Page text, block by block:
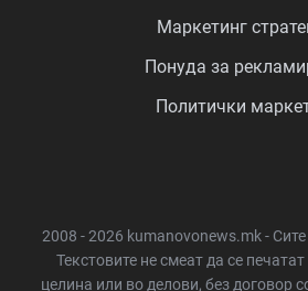
Маркетинг
Понуда за
Политички
2008 - 2026 kumanovonews.mk -
Текстовите не смеат да се
целина или во делови, без договор